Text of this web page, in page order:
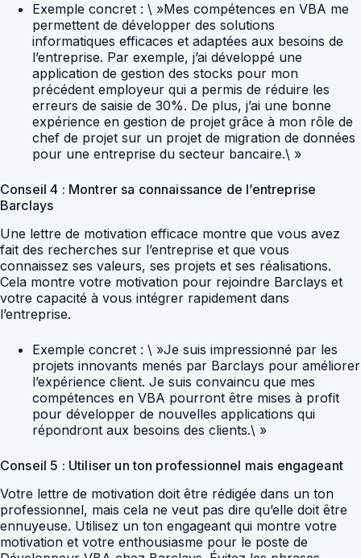
Exemple concret : \ »Mes compétences en VBA me
permettent de développer des solutions
informatiques efficaces et adaptées aux besoins de
l’entreprise. Par exemple, j’ai développé une
application de gestion des stocks pour mon
précédent employeur qui a permis de réduire les
erreurs de saisie de 30%. De plus, j’ai une bonne
expérience en gestion de projet grâce à mon rôle de
chef de projet sur un projet de migration de données
pour une entreprise du secteur bancaire.\ »
Conseil 4 : Montrer sa connaissance de l’entreprise
Barclays
Une lettre de motivation efficace montre que vous avez
fait des recherches sur l’entreprise et que vous
connaissez ses valeurs, ses projets et ses réalisations.
Cela montre votre motivation pour rejoindre Barclays et
votre capacité à vous intégrer rapidement dans
l’entreprise.
Exemple concret : \ »Je suis impressionné par les
projets innovants menés par Barclays pour améliorer
l’expérience client. Je suis convaincu que mes
compétences en VBA pourront être mises à profit
pour développer de nouvelles applications qui
répondront aux besoins des clients.\ »
Conseil 5 : Utiliser un ton professionnel mais engageant
Votre lettre de motivation doit être rédigée dans un ton
professionnel, mais cela ne veut pas dire qu’elle doit être
ennuyeuse. Utilisez un ton engageant qui montre votre
motivation et votre enthousiasme pour le poste de